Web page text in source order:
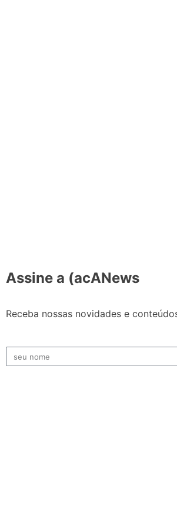
Assine a (acANews
Receba nossas novidades e